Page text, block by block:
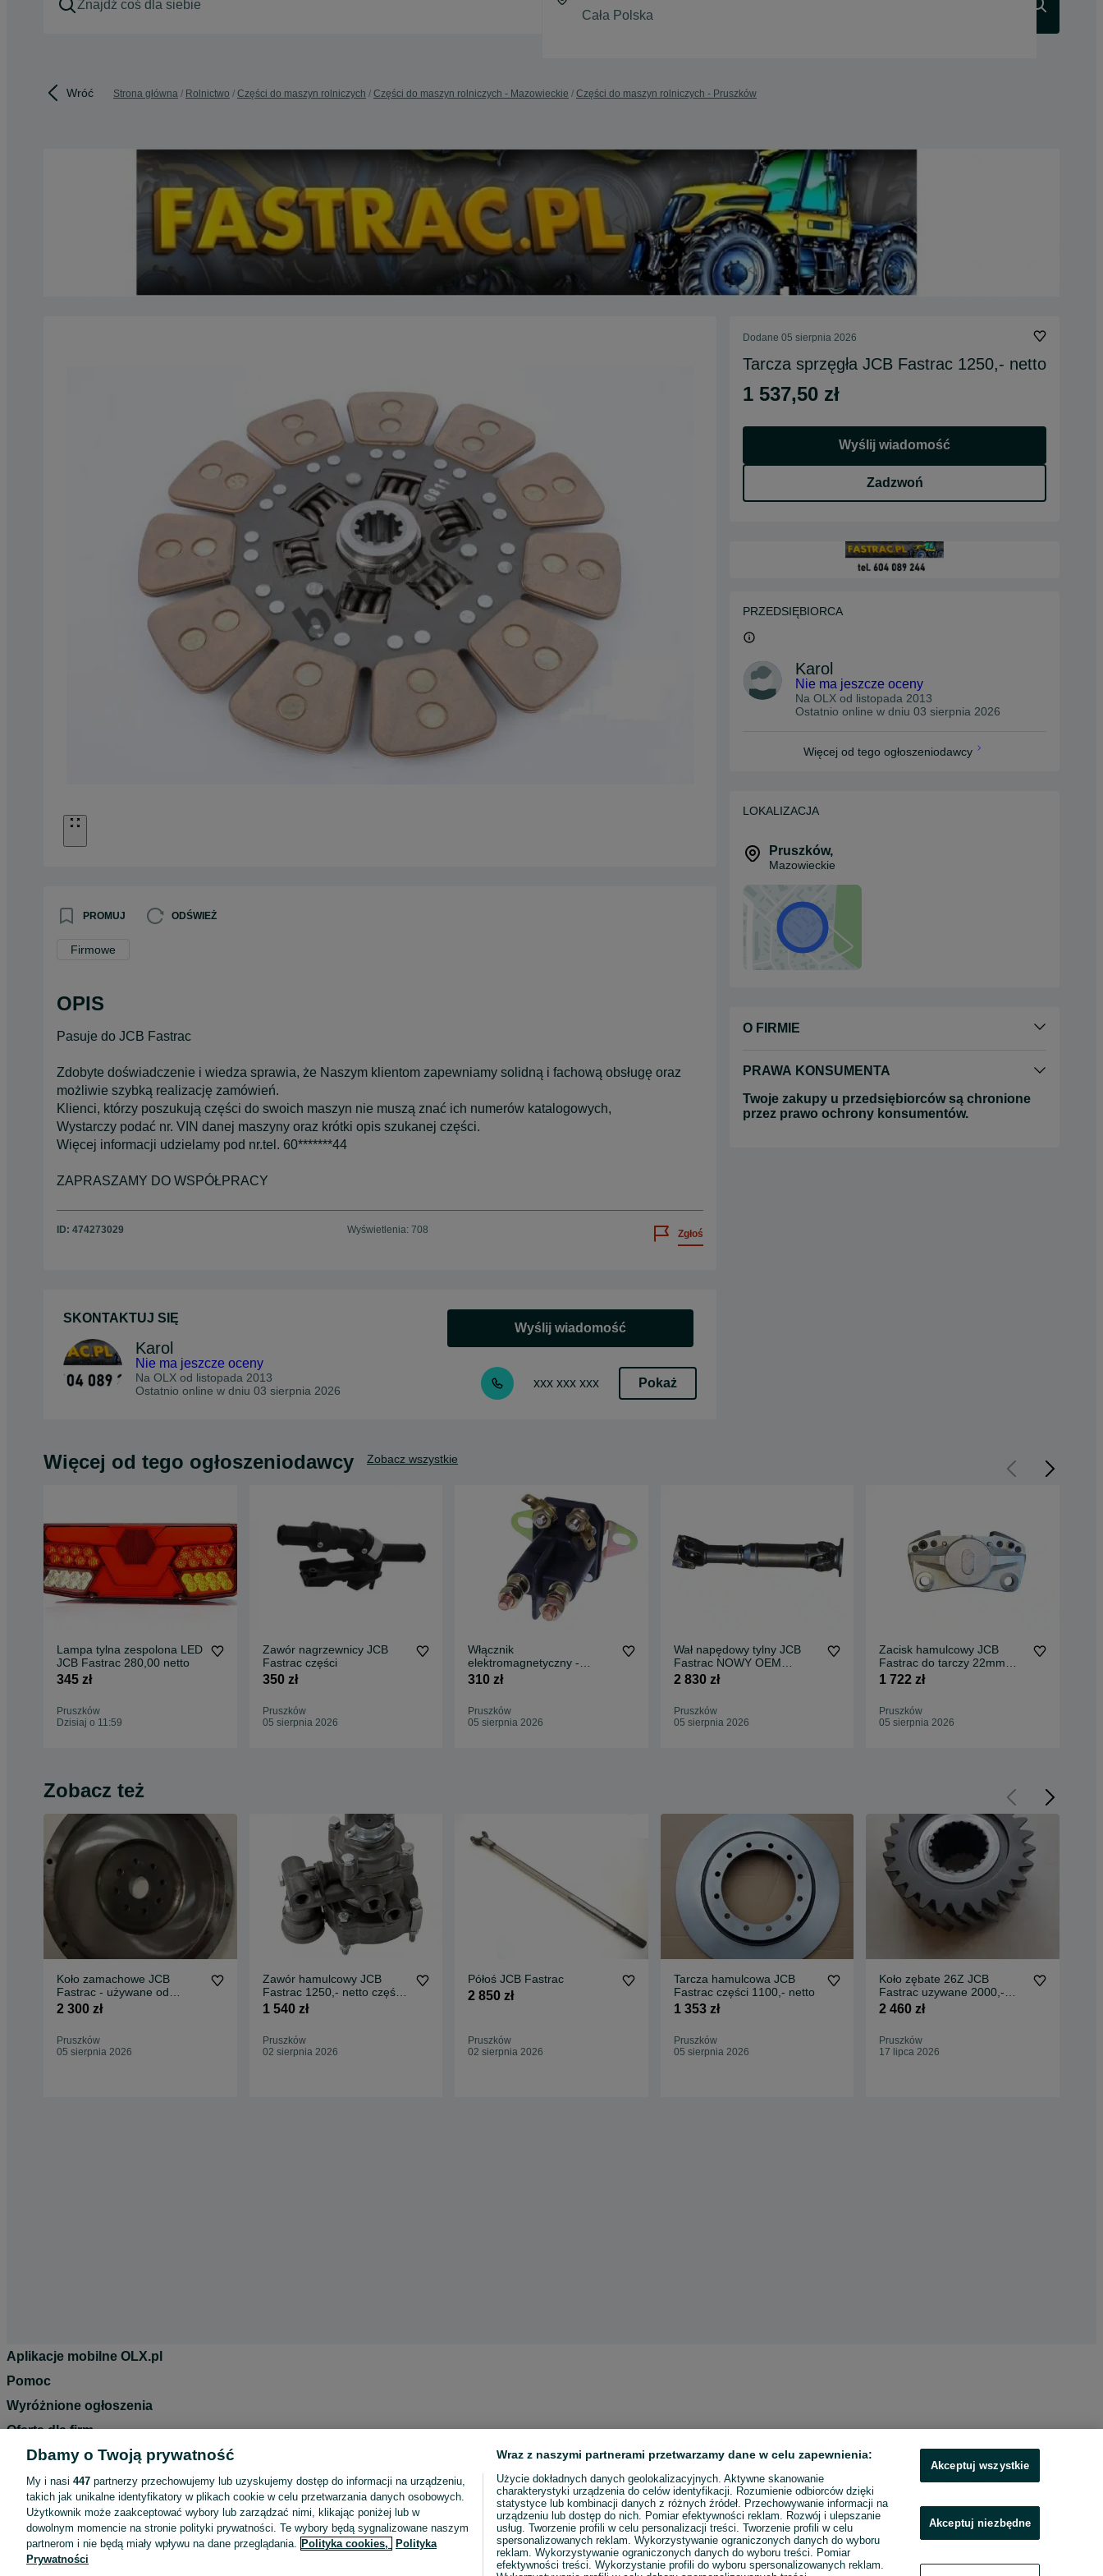
Wróć Strona główna Rolnictwo Części do maszyn rolniczych Części do maszyn rolniczych - Mazowieckie Części do maszyn rolniczych - Pruszków
PROMUJ ODŚWIEŻ
Firmowe
OPIS
Pasuje do JCB Fastrac
Zdobyte doświadczenie i wiedza sprawia, że Naszym klientom zapewniamy solidną i fachową obsługę oraz
możliwie szybką realizację zamówień.
Klienci, którzy poszukują części do swoich maszyn nie muszą znać ich numerów katalogowych,
Wystarczy podać nr. VIN danej maszyny oraz krótki opis szukanej części.
Więcej informacji udzielamy pod nr.tel. 60*******44
ZAPRASZAMY DO WSPÓŁPRACY
ID: 474273029 Wyświetlenia: 708 Zgłoś
SKONTAKTUJ SIĘ
Karol
Nie ma jeszcze oceny
Na OLX od listopada 2013
Ostatnio online w dniu 03 sierpnia 2026
Wyślij wiadomość
xxx xxx xxx Pokaż
Dodane 05 sierpnia 2026
Tarcza sprzęgła JCB Fastrac 1250,- netto
1 537,50 zł
Wyślij wiadomość
Zadzwoń
PRZEDSIĘBIORCA
Karol
Nie ma jeszcze oceny
Na OLX od listopada 2013
Ostatnio online w dniu 03 sierpnia 2026
Więcej od tego ogłoszeniodawcy
LOKALIZACJA
Pruszków,
Mazowieckie
O FIRMIE
PRAWA KONSUMENTA
Twoje zakupy u przedsiębiorców są chronione
przez prawo ochrony konsumentów.
Więcej od tego ogłoszeniodawcy Zobacz wszystkie
Lampa tylna zespolona LED
JCB Fastrac 280,00 netto
345 zł
Pruszków
Dzisiaj o 11:59
Zawór nagrzewnicy JCB
Fastrac części
350 zł
Pruszków
05 sierpnia 2026
Włącznik
elektromagnetyczny -
przekaźnik JCB Fastrac
310 zł
Pruszków
05 sierpnia 2026
Wał napędowy tylny JCB
Fastrac NOWY OEM
SPICER org. 2300,- netto
2 830 zł
Pruszków
05 sierpnia 2026
Zacisk hamulcowy JCB
Fastrac do tarczy 22mm
1400,- netto
1 722 zł
Pruszków
05 sierpnia 2026
Zobacz też
Koło zamachowe JCB
Fastrac - używane od
1500,- netto
2 300 zł
Pruszków
05 sierpnia 2026
Zawór hamulcowy JCB
Fastrac 1250,- netto części
Fastrac
1 540 zł
Pruszków
02 sierpnia 2026
Półoś JCB Fastrac
2 850 zł
Pruszków
02 sierpnia 2026
Tarcza hamulcowa JCB
Fastrac części 1100,- netto
1 353 zł
Pruszków
05 sierpnia 2026
Koło zębate 26Z JCB
Fastrac uzywane 2000,-
netto
2 460 zł
Pruszków
17 lipca 2026
Aplikacje mobilne OLX.pl
Pomoc
Wyróżnione ogłoszenia
Oferta dla firm
Blog
Regulamin
Polityka prywatności
Reklama
Informacja o realizowanej strategii podatkowej
Dbamy o Twoją prywatność
My i nasi 447 partnerzy przechowujemy lub uzyskujemy dostęp do informacji na urządzeniu,
takich jak unikalne identyfikatory w plikach cookie w celu przetwarzania danych osobowych.
Użytkownik może zaakceptować wybory lub zarządzać nimi, klikając poniżej lub w
dowolnym momencie na stronie polityki prywatności. Te wybory będą sygnalizowane naszym
partnerom i nie będą miały wpływu na dane przeglądania. Polityka cookies,
Polityka
Prywatności
Wraz z naszymi partnerami przetwarzamy dane w celu zapewnienia:
Użycie dokładnych danych geolokalizacyjnych. Aktywne skanowanie
charakterystyki urządzenia do celów identyfikacji. Rozumienie odbiorców dzięki
statystyce lub kombinacji danych z różnych źródeł. Przechowywanie informacji na
urządzeniu lub dostęp do nich. Pomiar efektywności reklam. Rozwój i ulepszanie
usług. Tworzenie profili w celu personalizacji treści. Tworzenie profili w celu
spersonalizowanych reklam. Wykorzystywanie ograniczonych danych do wyboru
reklam. Wykorzystywanie ograniczonych danych do wyboru treści. Pomiar
efektywności treści. Wykorzystanie profili do wyboru spersonalizowanych reklam.
Akceptuj wszystkie
Akceptuj niezbędne